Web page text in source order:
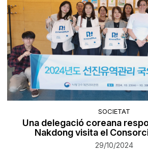
SOCIETAT
Una delegació coreana
Nakdong visita el
29/10/2024